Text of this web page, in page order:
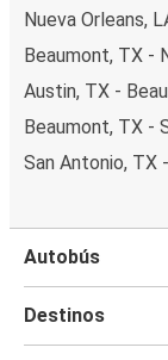
Nueva Orleans,
Beaumont, TX -
Austin, TX -
Beaumont, TX -
San Antonio, TX
Autobús
Destinos